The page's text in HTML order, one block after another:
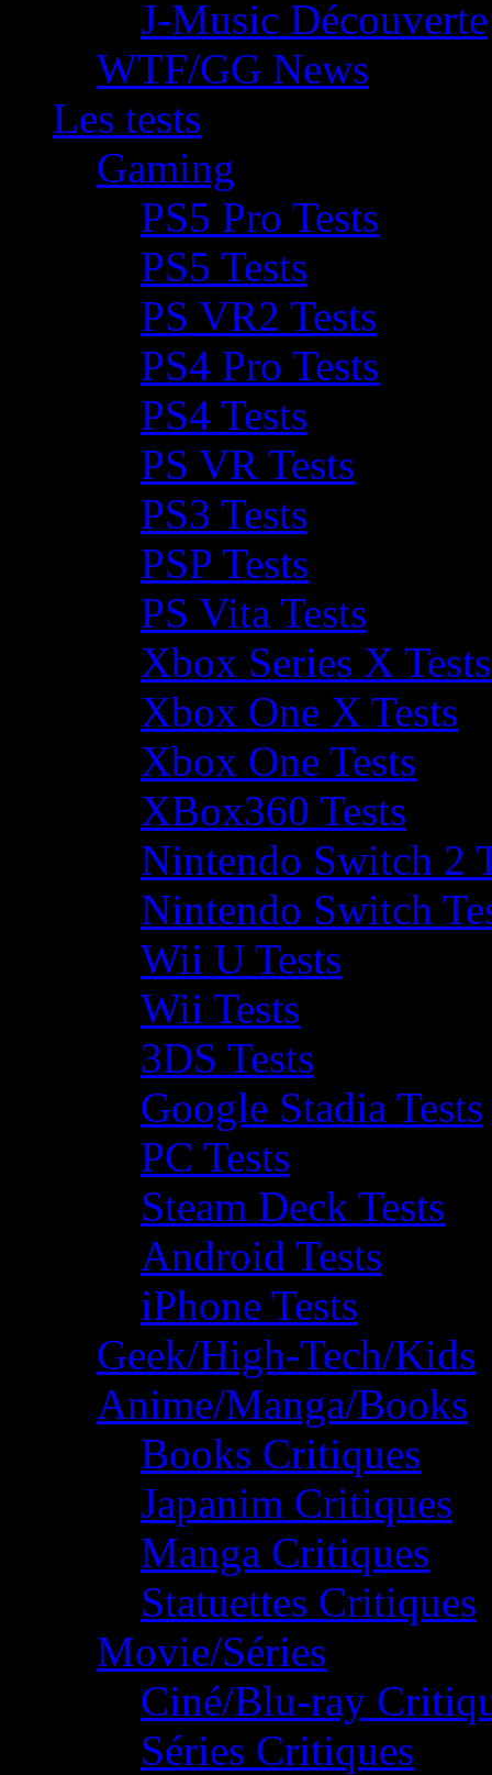
J-Music Découverte
WTF/GG News
Les tests
Gaming
PS5 Pro Tests
PS5 Tests
PS VR2 Tests
PS4 Pro Tests
PS4 Tests
PS VR Tests
PS3 Tests
PSP Tests
PS Vita Tests
Xbox Series X Tests
Xbox One X Tests
Xbox One Tests
XBox360 Tests
Nintendo Switch 2
Nintendo Switch
Wii U Tests
Wii Tests
3DS Tests
Google Stadia Tests
PC Tests
Steam Deck Tests
Android Tests
iPhone Tests
Geek/High-Tech/Kids
Anime/Manga/Books
Books Critiques
Japanim Critiques
Manga Critiques
Statuettes Critiques
Movie/Séries
Ciné/Blu-ray
Séries Critiques